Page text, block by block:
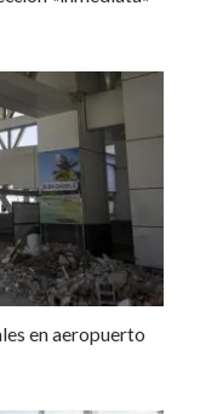
en aeropuerto